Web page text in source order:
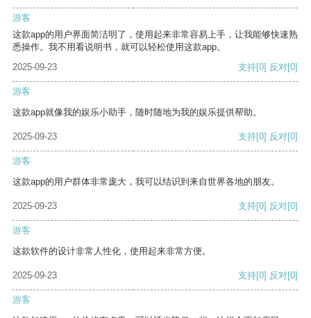
游客
这款app的用户界面简洁明了，使用起来非常容易上手，让我能够快速熟
悉操作。我不用看说明书，就可以轻松使用这款app。
2025-09-23
支持[0] 反对[0]
游客
这款app就像我的娱乐小助手，随时随地为我的娱乐提供帮助。
2025-09-23 支持[0] 反对[0]
游客
这款app的用户群体非常庞大，我可以结识到来自世界各地的朋友。
2025-09-23 支持[0] 反对[0]
游客
这款软件的设计非常人性化，使用起来非常方便。
2025-09-23 支持[0] 反对[0]
游客